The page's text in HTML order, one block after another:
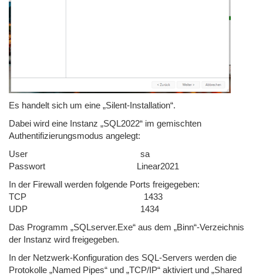
Es handelt sich um eine „Silent-Installation“.
Dabei wird eine Instanz „SQL2022“ im gemischten
Authentifizierungsmodus angelegt:
User
sa
Passwort
Linear2021
In der Firewall werden folgende Ports freigegeben:
TCP
1433
UDP
1434
Das Programm „SQLserver.Exe“ aus dem „Binn“-Verzeichnis
der Instanz wird freigegeben.
In der Netzwerk-Konfiguration des SQL-Servers werden die
Protokolle „Named Pipes“ und „TCP/IP“ aktiviert und „Shared